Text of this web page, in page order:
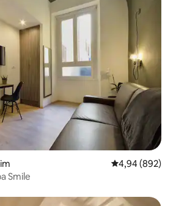
Prosječna
4,94 (892)
Smile